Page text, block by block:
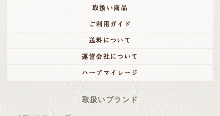
取扱い商品
ご利用ガイド
送料について
運営会社について
ハーブマイレージ
取扱いブランド